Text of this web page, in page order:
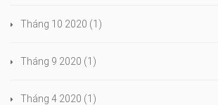
Tháng 10 2020 (1)
Tháng 9 2020 (1)
Tháng 4 2020 (1)